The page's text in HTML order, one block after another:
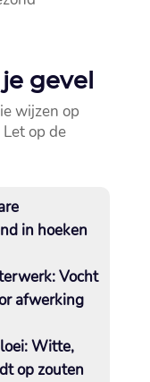
gevel
wijzen op
op de
in hoeken
Vocht
afwerking
Witte,
op zouten